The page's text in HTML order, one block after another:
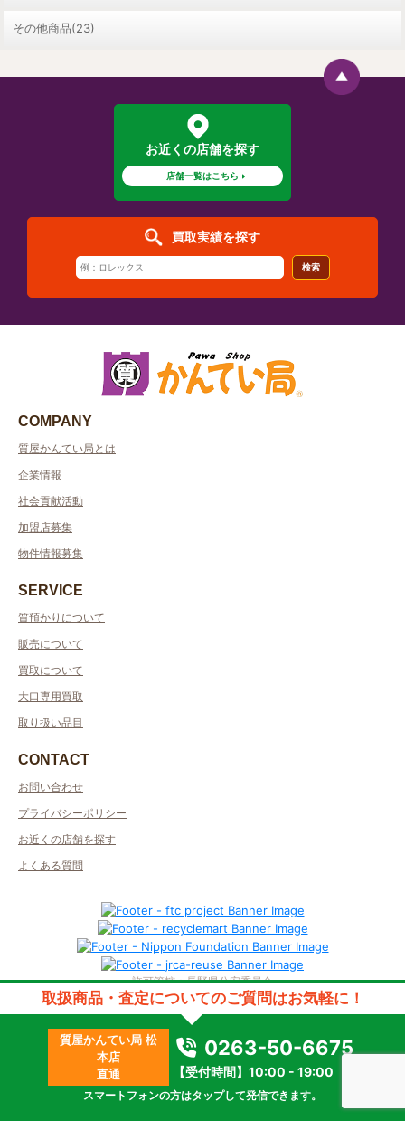
その他商品(23)
お近くの店舗を探す
店舗一覧はこちら
買取実績を探す
検索
COMPANY
質屋かんてい局とは
企業情報
社会貢献活動
加盟店募集
物件情報募集
SERVICE
質預かりについて
販売について
買取について
大口専用買取
取り扱い品目
CONTACT
お問い合わせ
プライバシーポリシー
お近くの店舗を探す
よくある質問
許可管轄：長野県公安委員会
古物商許可番号：第481232000038号／取得者名：ECマーケット株式会社
質屋許可番号：第481322400023号／取得者名：かんてい局松本店
2023 © kanteikyoku.jp allrights reseved.
取扱商品・査定についてのご質問はお気軽に！
質屋かんてい局 松
本店
直通
0263-50-6675
【受付時間】10:00 - 19:00
スマートフォンの方はタップして発信できます。